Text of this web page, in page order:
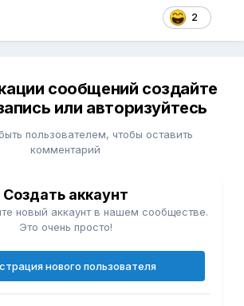
2
сообщений создайте
или авторизуйтесь
пользователем, чтобы оставить
комментарий
Создать аккаунт
новый аккаунт в нашем сообществе.
Это очень просто!
нового пользователя